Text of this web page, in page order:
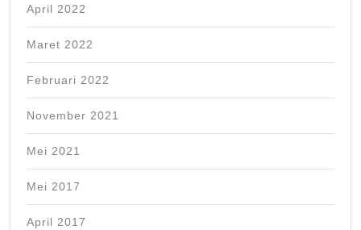
April 2022
Maret 2022
Februari 2022
November 2021
Mei 2021
Mei 2017
April 2017